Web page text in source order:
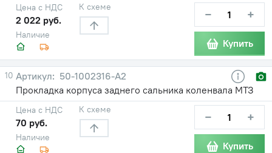
Наличие
Цена с НДС
2 022 руб.
К схеме − +
Купить
10
50-1002316-А2
Прокладка корпуса заднего сальника коленвала МТЗ
Наличие
Цена с НДС
70 руб.
К схеме − +
Купить